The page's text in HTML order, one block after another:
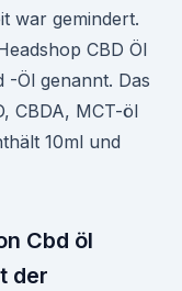
war gemindert.
CBD Öl
-Öl genannt. Das
CBDA, MCT-öl
10ml und
Cbd öl
der